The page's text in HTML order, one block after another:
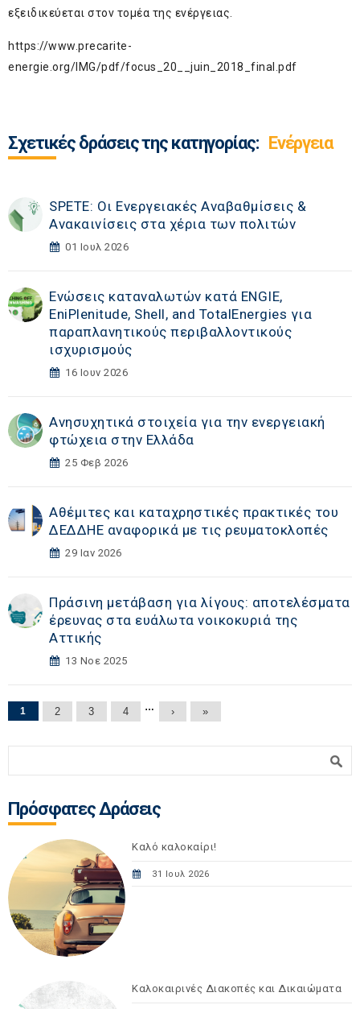
εξειδικεύεται στον τομέα της ενέργειας.
https://www.precarite-
energie.org/IMG/pdf/focus_20__juin_2018_final.pdf
Σχετικές δράσεις της κατηγορίας: Ενέργεια
SPETE: Οι Ενεργειακές Αναβαθμίσεις &
Ανακαινίσεις στα χέρια των πολιτών
01 Ιουλ 2026
Ενώσεις καταναλωτών κατά ENGIE,
EniPlenitude, Shell, and TotalEnergies για
παραπλανητικούς περιβαλλοντικούς
ισχυρισμούς
16 Ιουν 2026
Ανησυχητικά στοιχεία για την ενεργειακή
φτώχεια στην Ελλάδα
25 Φεβ 2026
Αθέμιτες και καταχρηστικές πρακτικές του
ΔΕΔΔΗΕ αναφορικά με τις ρευματοκλοπές
29 Ιαν 2026
Πράσινη μετάβαση για λίγους: αποτελέσματα
έρευνας στα ευάλωτα νοικοκυριά της
Αττικής
13 Νοε 2025
Σελίδες
1 2 3 4 … › »
Πρόσφατες Δράσεις
Καλό καλοκαίρι!
31 Ιουλ 2026
Καλοκαιρινές Διακοπές και Δικαιώματα